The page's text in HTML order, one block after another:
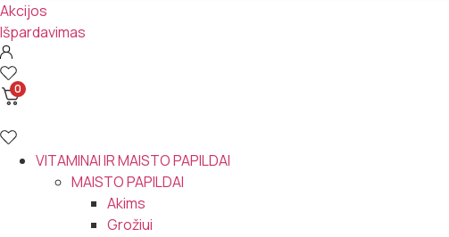
Akcijos
Išpardavimas
0
VITAMINAI IR MAISTO PAPILDAI
MAISTO PAPILDAI
Akims
Grožiui